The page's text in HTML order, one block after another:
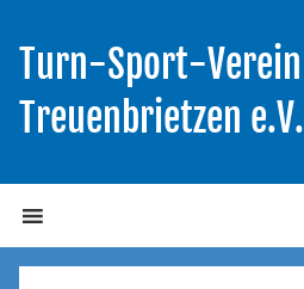
Turn-Sport-Verein
Treuenbrietzen e.V.